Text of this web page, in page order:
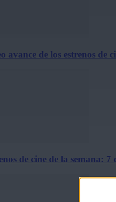
avance de los estrenos de
de cine de la semana: 7